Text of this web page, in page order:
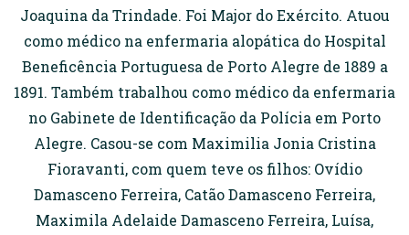
Joaquina da Trindade. Foi Major do Exército. Atuou
como médico na enfermaria alopática do Hospital
Beneficência Portuguesa de Porto Alegre de 1889 a
1891. Também trabalhou como médico da enfermaria
no Gabinete de Identificação da Polícia em Porto
Alegre. Casou-se com Maximilia Jonia Cristina
Fioravanti, com quem teve os filhos: Ovídio
Damasceno Ferreira, Catão Damasceno Ferreira,
Maximila Adelaide Damasceno Ferreira, Luísa,